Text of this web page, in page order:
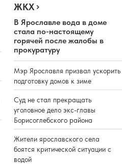
ЖКХ
В Ярославле вода в доме
стала по-настоящему
горячей после жалобы в
прокуратуру
Мэр Ярославля призвал ускорить
подготовку домов к зиме
Суд не стал прекращать
уголовное дело экс-главы
Борисоглебского района
Жители ярославского села
боятся критической ситуации с
водой